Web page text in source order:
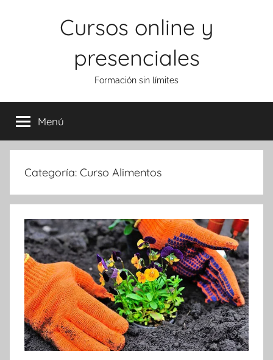
Cursos online y
presenciales
Formación sin límites
Menú
Categoría: Curso Alimentos